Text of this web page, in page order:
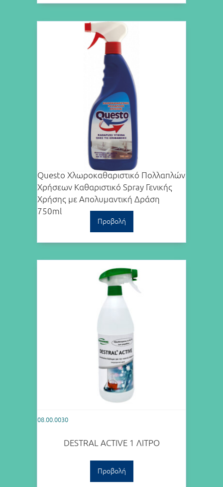
Questo Χλωροκαθαριστικό Πολλαπλών
Χρήσεων Καθαριστικό Spray Γενικής
Χρήσης με Απολυμαντική Δράση
750ml
Προβολή
08.00.0030
DESTRAL ACTIVE 1 ΛΙΤΡΟ
Προβολή